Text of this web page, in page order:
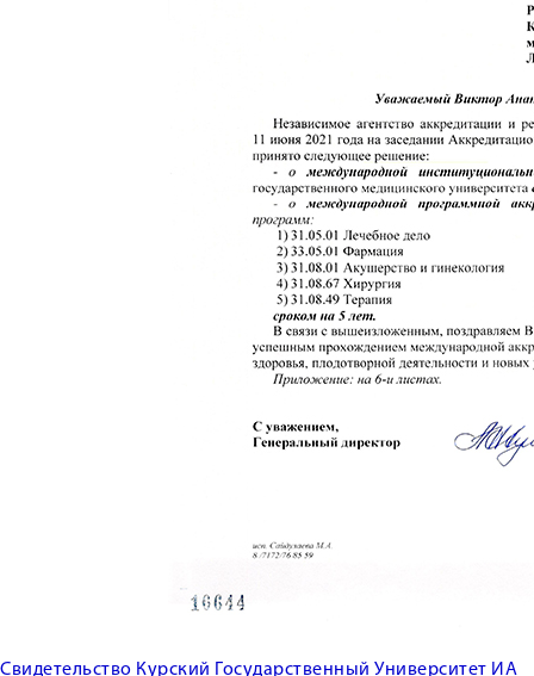
Свидетельство Курский Государственный Университет ИА